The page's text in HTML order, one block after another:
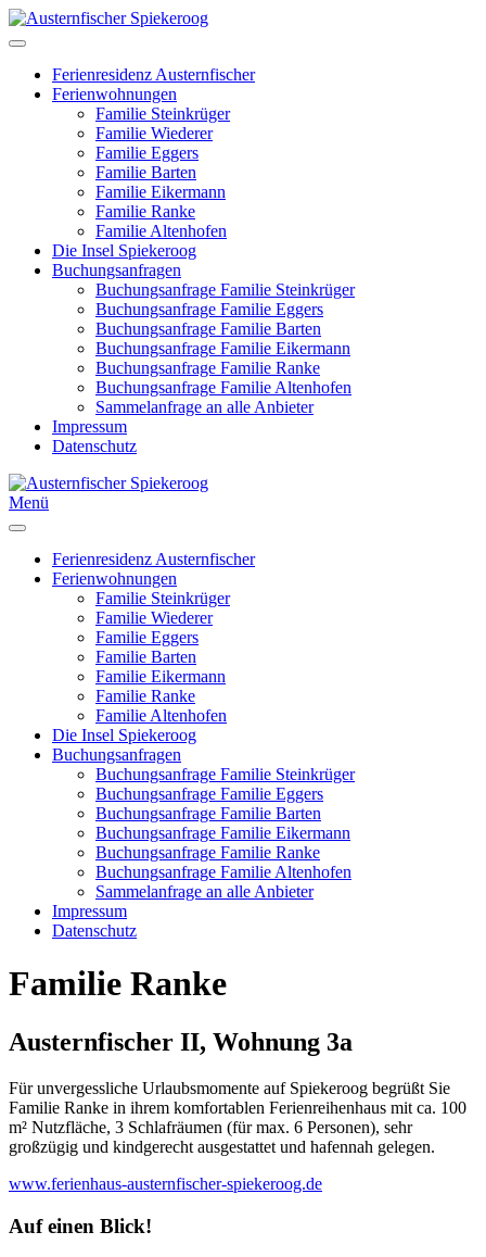
Ferienresidenz Austernfischer
Ferienwohnungen
Familie Steinkrüger
Familie Wiederer
Familie Eggers
Familie Barten
Familie Eikermann
Familie Ranke
Familie Altenhofen
Die Insel Spiekeroog
Buchungsanfragen
Buchungsanfrage Familie Steinkrüger
Buchungsanfrage Familie Eggers
Buchungsanfrage Familie Barten
Buchungsanfrage Familie Eikermann
Buchungsanfrage Familie Ranke
Buchungsanfrage Familie Altenhofen
Sammelanfrage an alle Anbieter
Impressum
Datenschutz
Menü
Ferienresidenz Austernfischer
Ferienwohnungen
Familie Steinkrüger
Familie Wiederer
Familie Eggers
Familie Barten
Familie Eikermann
Familie Ranke
Familie Altenhofen
Die Insel Spiekeroog
Buchungsanfragen
Buchungsanfrage Familie Steinkrüger
Buchungsanfrage Familie Eggers
Buchungsanfrage Familie Barten
Buchungsanfrage Familie Eikermann
Buchungsanfrage Familie Ranke
Buchungsanfrage Familie Altenhofen
Sammelanfrage an alle Anbieter
Impressum
Datenschutz
Familie Ranke
Austernfischer II, Wohnung 3a
Für unvergessliche Urlaubsmomente auf Spiekeroog begrüßt Sie
Familie Ranke in ihrem komfortablen Ferienreihenhaus mit ca. 100
m² Nutzfläche, 3 Schlafräumen (für max. 6 Personen), sehr
großzügig und kindgerecht ausgestattet und hafennah gelegen.
www.ferienhaus-austernfischer-spiekeroog.de
Auf einen Blick!